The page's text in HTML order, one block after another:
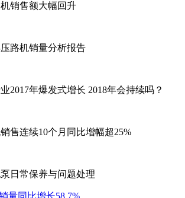
销售额大幅回升
路机销量分析报告
2017年爆发式增长 2018年会持续吗？
售连续10个月同比增幅超25%
日常保养与问题处理